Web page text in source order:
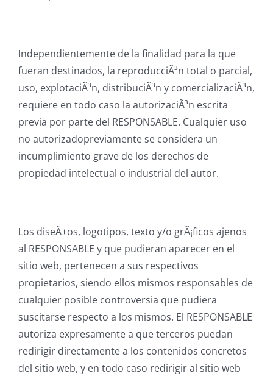
Independientemente de la finalidad para la que
fueran destinados, la reproducciÃ³n total o parcial,
uso, explotaciÃ³n, distribuciÃ³n y comercializaciÃ³n,
requiere en todo caso la autorizaciÃ³n escrita
previa por parte del RESPONSABLE. Cualquier uso
no autorizadopreviamente se considera un
incumplimiento grave de los derechos de
propiedad intelectual o industrial del autor.
Los diseÃ±os, logotipos, texto y/o grÃ¡ficos ajenos
al RESPONSABLE y que pudieran aparecer en el
sitio web, pertenecen a sus respectivos
propietarios, siendo ellos mismos responsables de
cualquier posible controversia que pudiera
suscitarse respecto a los mismos. El RESPONSABLE
autoriza expresamente a que terceros puedan
redirigir directamente a los contenidos concretos
del sitio web, y en todo caso redirigir al sitio web